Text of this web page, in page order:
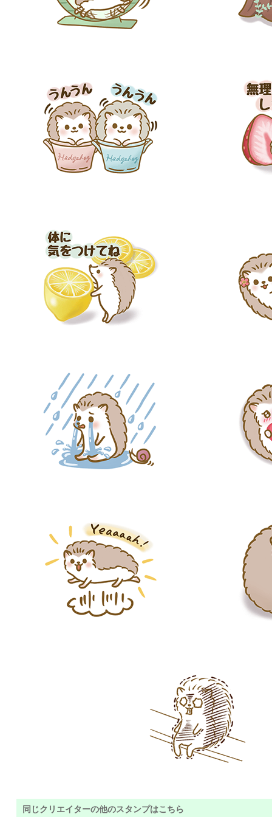
同じクリエイターの他のスタンプはこちら